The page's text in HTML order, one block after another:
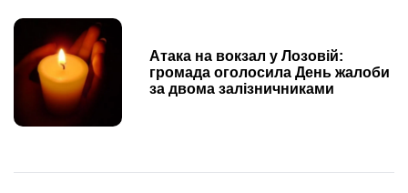
Атака на вокзал у Лозовій:
громада оголосила День жалоби
за двома залізничниками